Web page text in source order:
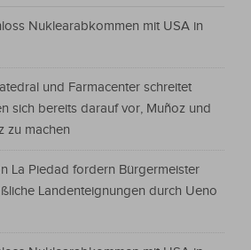
Nuklearabkommen mit USA in
und Farmacenter schreitet
sich bereits darauf vor, Muñoz und
zu machen
La Piedad fordern Bürgermeister
Landenteignungen durch Ueno